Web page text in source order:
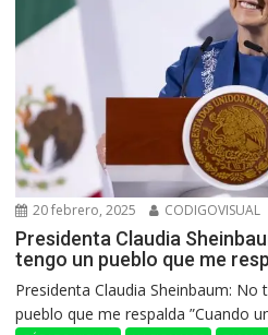
20 febrero, 2025 CODIGOVISUAL
Presidenta Claudia
tengo un pueblo que me
Presidenta Claudia Sheinbaum:
pueblo que me respalda ”Cuando